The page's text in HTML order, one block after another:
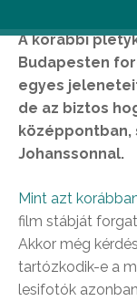
A korábbi
Budapesten
egyes
de az biztos
Johanssonnal.
Mint azt
film stábját
Akkor még
tartózkodik-e a
lesifotók